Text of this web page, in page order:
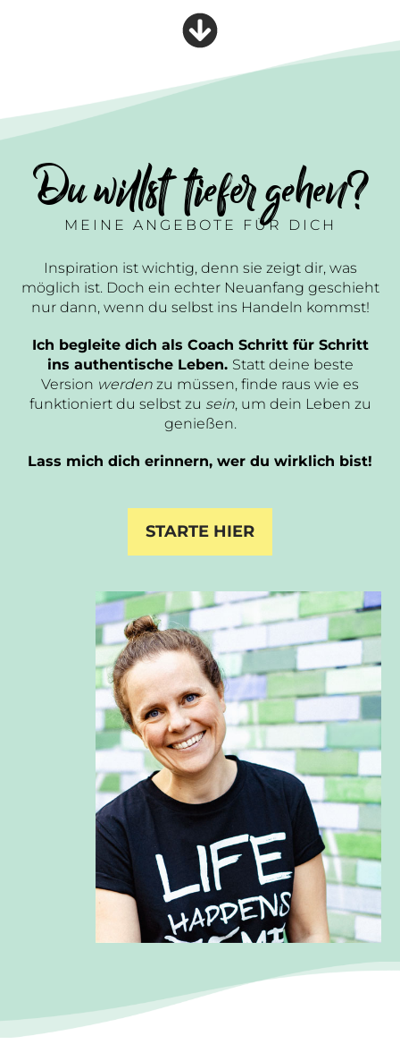
Du willst tiefer gehen?
MEINE ANGEBOTE FÜR DICH
Inspiration ist wichtig, denn sie zeigt dir, was
möglich ist. Doch ein echter Neuanfang geschieht
nur dann, wenn du selbst ins Handeln kommst!
Ich begleite dich als Coach Schritt für Schritt
ins authentische Leben. Statt deine beste
Version werden zu müssen, finde raus wie es
funktioniert du selbst zu sein, um dein Leben zu
genießen.
Lass mich dich erinnern, wer du wirklich bist!
STARTE HIER